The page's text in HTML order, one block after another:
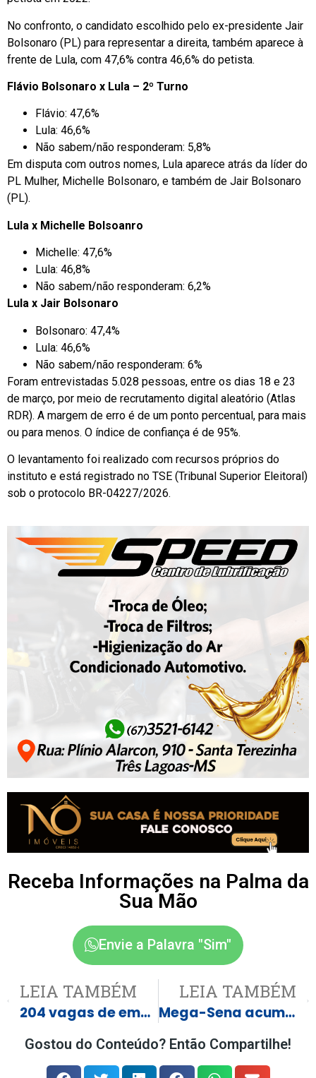
No confronto, o candidato escolhido pelo ex-presidente Jair
Bolsonaro (PL) para representar a direita, também aparece à
frente de Lula, com 47,6% contra 46,6% do petista.
Flávio Bolsonaro x Lula – 2º Turno
Flávio: 47,6%
Lula: 46,6%
Não sabem/não responderam: 5,8%
Em disputa com outros nomes, Lula aparece atrás da líder do
PL Mulher, Michelle Bolsonaro, e também de Jair Bolsonaro
(PL).
Lula x Michelle Bolsoanro
Michelle: 47,6%
Lula: 46,8%
Não sabem/não responderam: 6,2%
Lula x Jair Bolsonaro
Bolsonaro: 47,4%
Lula: 46,6%
Não sabem/não responderam: 6%
Foram entrevistadas 5.028 pessoas, entre os dias 18 e 23
de março, por meio de recrutamento digital aleatório (Atlas
RDR). A margem de erro é de um ponto percentual, para mais
ou para menos. O índice de confiança é de 95%.
O levantamento foi realizado com recursos próprios do
instituto e está registrado no TSE (Tribunal Superior Eleitoral)
sob o protocolo BR-04227/2026.
Receba Informações na Palma da
Sua Mão
Envie a Palavra "Sim"
LEIA TAMBÉM
204 vagas de emprego em Três Lagoas e região nesta quarta-feira
LEIA TAMBÉM
Mega-Sena acumula e prêmio principal vai para R$ 17 milhões
Gostou do Conteúdo? Então Compartilhe!